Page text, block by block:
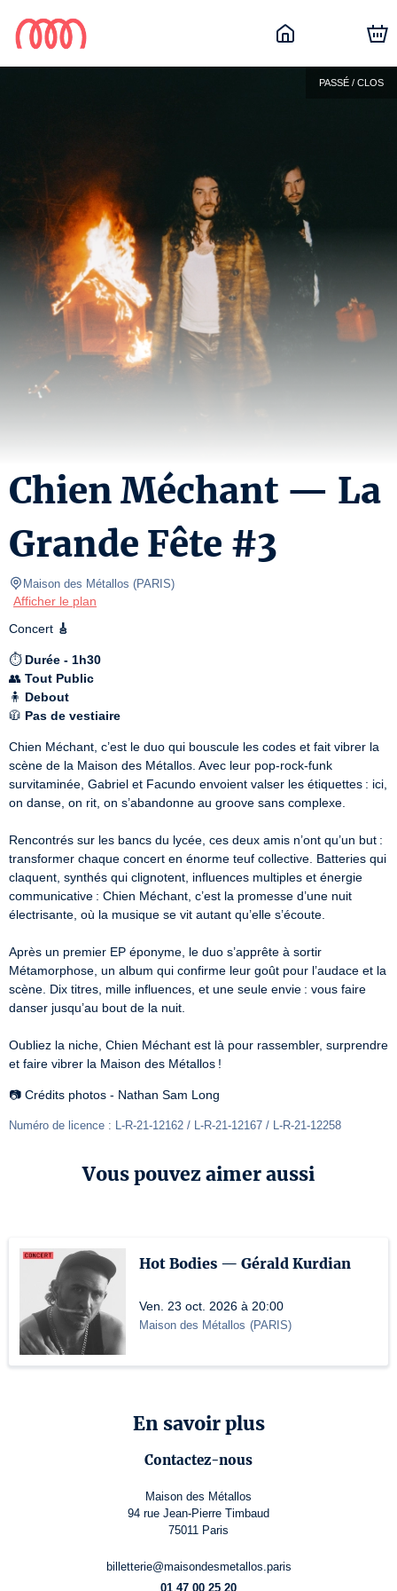
PASSÉ / CLOS
Chien Méchant — La
Grande Fête #3
Maison des Métallos (PARIS)
Afficher le plan
Concert 🎸
⏱️ Durée - 1h30
👥 Tout Public
🧍 Debout
🧥 Pas de vestiaire
Chien Méchant, c’est le duo qui bouscule les codes et fait vibrer la
scène de la Maison des Métallos. Avec leur pop-rock-funk
survitaminée, Gabriel et Facundo envoient valser les étiquettes : ici,
on danse, on rit, on s’abandonne au groove sans complexe.
Rencontrés sur les bancs du lycée, ces deux amis n’ont qu’un but :
transformer chaque concert en énorme teuf collective. Batteries qui
claquent, synthés qui clignotent, influences multiples et énergie
communicative : Chien Méchant, c’est la promesse d’une nuit
électrisante, où la musique se vit autant qu’elle s’écoute.
Après un premier EP éponyme, le duo s’apprête à sortir
Métamorphose, un album qui confirme leur goût pour l’audace et la
scène. Dix titres, mille influences, et une seule envie : vous faire
danser jusqu’au bout de la nuit.
Oubliez la niche, Chien Méchant est là pour rassembler, surprendre
et faire vibrer la Maison des Métallos !
📷 Crédits photos - Nathan Sam Long
Numéro de licence : L-R-21-12162 / L-R-21-12167 / L-R-21-12258
Vous pouvez aimer aussi
Hot Bodies — Gérald Kurdian
Ven. 23 oct. 2026 à 20:00
Maison des Métallos (PARIS)
En savoir plus
Contactez-nous
Maison des Métallos
94 rue Jean-Pierre Timbaud
75011 Paris
billetterie@maisondesmetallos.paris
01 47 00 25 20